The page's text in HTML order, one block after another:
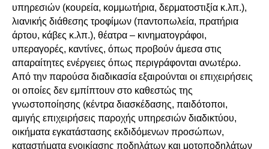
υπηρεσιών (κουρεία, κομμωτήρια, δερματοστιξία κ.λπ.),
λιανικής διάθεσης τροφίμων (παντοπωλεία, πρατήρια
άρτου, κάβες κ.λπ.), θέατρα – κινηματογράφοι,
υπεραγορές, καντίνες, όπως προβούν άμεσα στις
απαραίτητες ενέργειες όπως περιγράφονται ανωτέρω.
Από την παρούσα διαδικασία εξαιρούνται οι επιχειρήσεις
οι οποίες δεν εμπίπτουν στο καθεστώς της
γνωστοποίησης (κέντρα διασκέδασης, παιδότοποι,
αμιγής επιχειρήσεις παροχής υπηρεσιών διαδικτύου,
οικήματα εγκατάστασης εκδιδόμενων προσώπων,
καταστήματα ενοικίασης ποδηλάτων και μοτοποδηλάτων